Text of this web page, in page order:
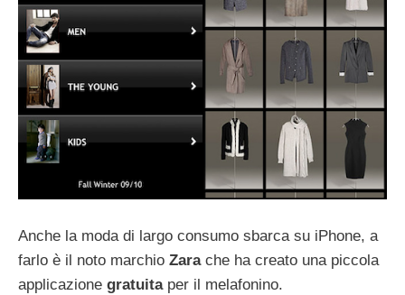
Anche la moda di largo consumo sbarca su iPhone, a
farlo è il noto marchio Zarache ha creato una piccola
applicazione gratuitaper il melafonino.